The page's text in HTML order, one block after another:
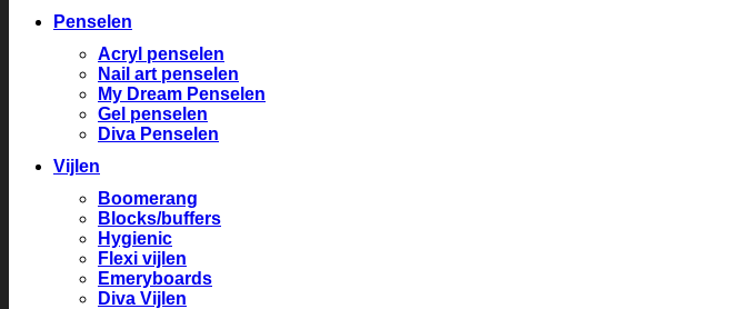
Penselen
Acryl penselen
Nail art penselen
My Dream Penselen
Gel penselen
Diva Penselen
Vijlen
Boomerang
Blocks/buffers
Hygienic
Flexi vijlen
Emeryboards
Diva Vijlen